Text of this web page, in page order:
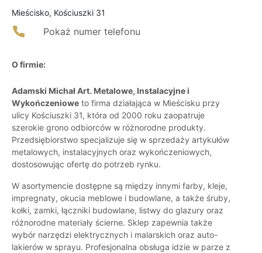
Mieścisko, Kościuszki 31
Pokaż numer telefonu
O firmie:
Adamski Michał Art. Metalowe, Instalacyjne i
Wykończeniowe to firma działająca w Mieścisku przy
ulicy Kościuszki 31, która od 2000 roku zaopatruje
szerokie grono odbiorców w różnorodne produkty.
Przedsiębiorstwo specjalizuje się w sprzedaży artykułów
metalowych, instalacyjnych oraz wykończeniowych,
dostosowując ofertę do potrzeb rynku.
W asortymencie dostępne są między innymi farby, kleje,
impregnaty, okucia meblowe i budowlane, a także śruby,
kołki, zamki, łączniki budowlane, listwy do glazury oraz
różnorodne materiały ścierne. Sklep zapewnia także
wybór narzędzi elektrycznych i malarskich oraz auto-
lakierów w sprayu. Profesjonalna obsługa idzie w parze z